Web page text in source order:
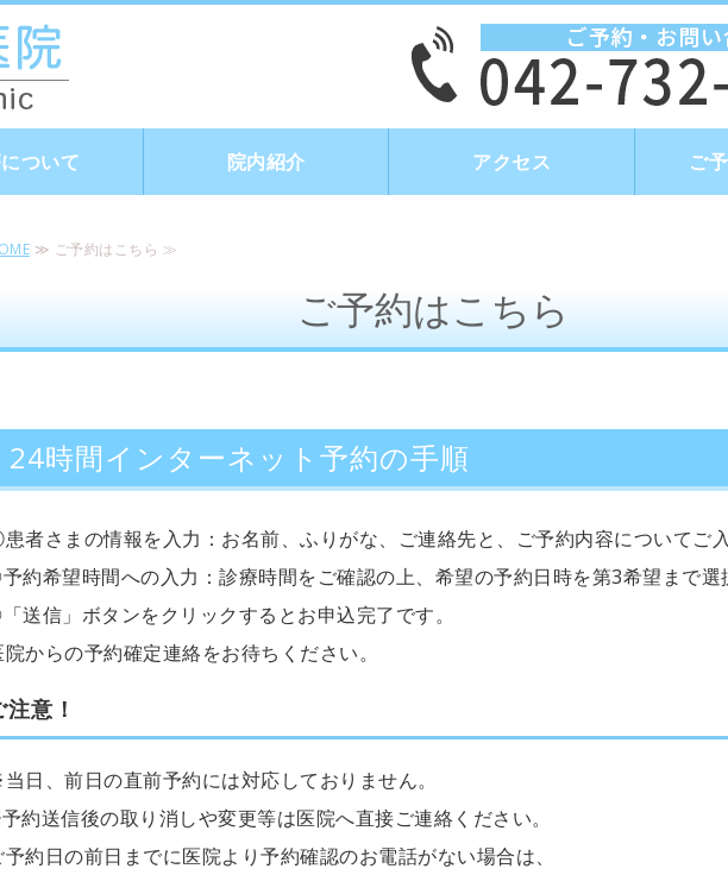
ついて 院内紹介 アクセス ご
≫ ご予約はこちら ≫
ご予約はこちら
24時間インターネット予約の手順
者さまの情報を入力：お名前、ふりがな、ご連絡先と、ご予約内容についてご入
約希望時間への入力：診療時間をご確認の上、希望の予約日時を第3希望まで選
送信」ボタンをクリックするとお申込完了です。
院からの予約確定連絡をお待ちください。
注意！
日、前日の直前予約には対応しておりません。
約送信後の取り消しや変更等は医院へ直接ご連絡ください。
予約日の前日までに医院より予約確認のお電話がない場合は、